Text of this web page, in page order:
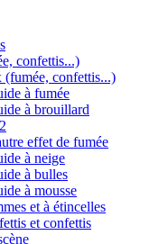
confettis...)
(fumée, confettis...)
à fumée
à brouillard
effet de fumée
à neige
à bulles
à mousse
et à étincelles
et confettis